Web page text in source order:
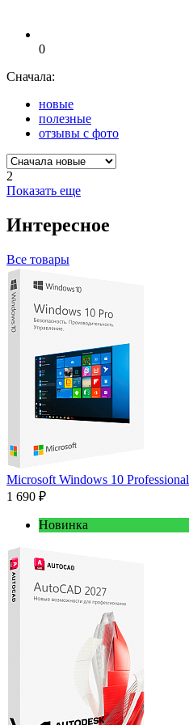
0
Сначала:
новые
полезные
отзывы с фото
2
Показать еще
Интересное
Все товары
Microsoft Windows 10 Professional
1 690 ₽
Новинка